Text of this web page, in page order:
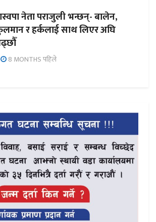
नेता पराजुली भन्छन्- बालेन,
र हर्कलाई साथ लिएर अघि
8 MONTHS पहिले